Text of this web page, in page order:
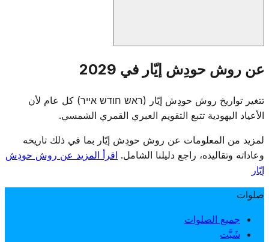
تُتلى صلوات رأس حودش المعتادة: نصف الهلل، ويعلِه ويافو،
وقراءة التوراة، والموساف. بما أن رأس حودش إيّار يقع خلال فترة
العومر، يستمر عدّ العومر في صلوات المساء. وتبقى عادات الحداد
الجزئي لفترة العومر سارية في رأس الشهر نفسه.
عن روش حودِش إيّار في 2029
تتغير تواريخ روش حودِش إيّار (ראש חודש אייר) كل عام لأن
الأعياد اليهودية تتبع التقويم العبري القمري الشمسي.
لمزيد من المعلومات عن روش حودِش إيّار بما في ذلك تاريخه
وعاداته وتقاليده، راجع دليلنا الشامل. اقرأ المزيد عن روش حودِش
إيّار
صلوات
جميع الصلوات
شَبَّت